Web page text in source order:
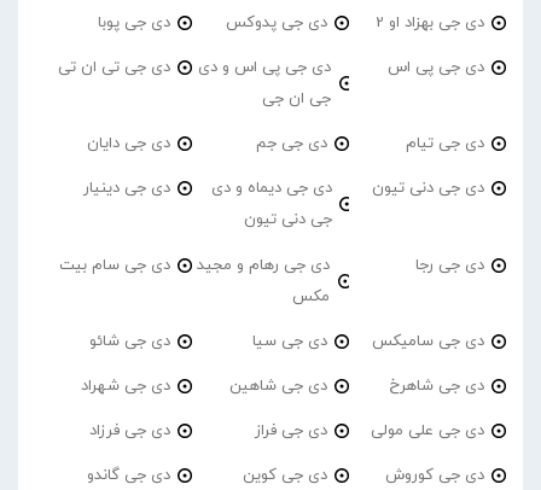
دی جی بهزاد او 2 دی جی پدوکس دی جی پوبا
دی جی پی اس
دی جی پی اس و دی
جی ان جی
دی جی تی ان تی
دی جی تیام دی جی جم دی جی دایان
دی جی دنی تیون
دی جی دیماه و دی
جی دنی تیون
دی جی دینیار
دی جی رجا
دی جی رهام و مجید
مکس
دی جی سام بیت
دی جی سامیکس دی جی سیا دی جی شائو
دی جی شاهرخ دی جی شاهین دی جی شهراد
دی جی علی مولی دی جی فراز دی جی فرزاد
دی جی کوروش دی جی کوین دی جی گاندو